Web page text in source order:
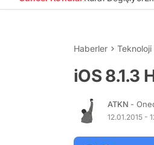
Haberler Teknoloji
iOS 8.1.3
ATKN -
12.01.2015 -